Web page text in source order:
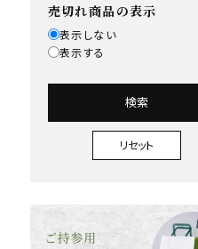
売切れ商品の表示
表示しない
表示する
検索
リセット